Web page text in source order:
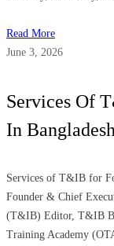
Read More
June 3, 2026
Services Of
In Bangladesh
Services of T&IB for
Founder & Chief
(T&IB) Editor, T&IB
Training Academy